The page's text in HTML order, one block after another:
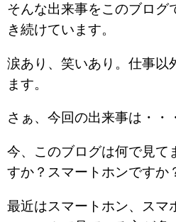
そんな出来事をこのブログ
き続けています。
涙あり、笑いあり。仕事以
ます。
さぁ、今回の出来事は・・
今、このブログは何で見
すか？スマートホンです
最近はスマートホン、スマ